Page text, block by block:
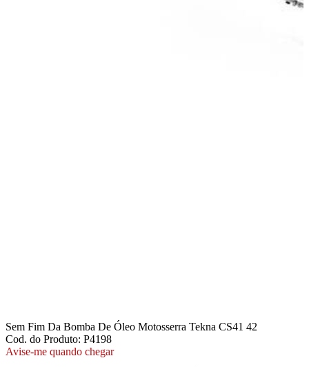
Sem Fim Da Bomba De Óleo Motosserra Tekna CS41 42
Cod. do Produto: P4198
Avise-me quando chegar